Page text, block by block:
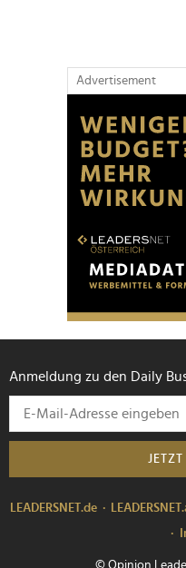
Advertisement
Anmeldung zu den Daily
LEADERSNET.de